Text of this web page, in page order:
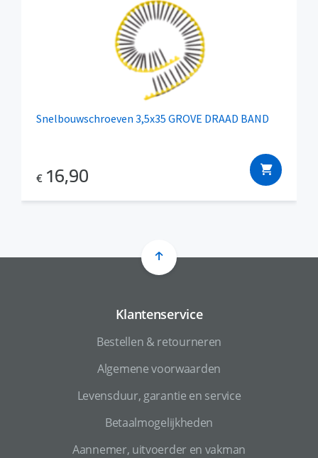
Snelbouwschroeven 3,5x35 GROVE DRAAD BAND
€ 16,90
Klantenservice
Bestellen & retourneren
Algemene voorwaarden
Levensduur, garantie en service
Betaalmogelijkheden
Aannemer, uitvoerder en vakman